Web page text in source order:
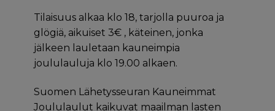
Tilaisuus alkaa klo 18, tarjolla puuroa ja
glögiä, aikuiset 3€ , käteinen, jonka
jälkeen lauletaan kauneimpia
joululauluja klo 19.00 alkaen.
Suomen Lähetysseuran Kauneimmat
Joululaulut kaikuvat maailman lasten